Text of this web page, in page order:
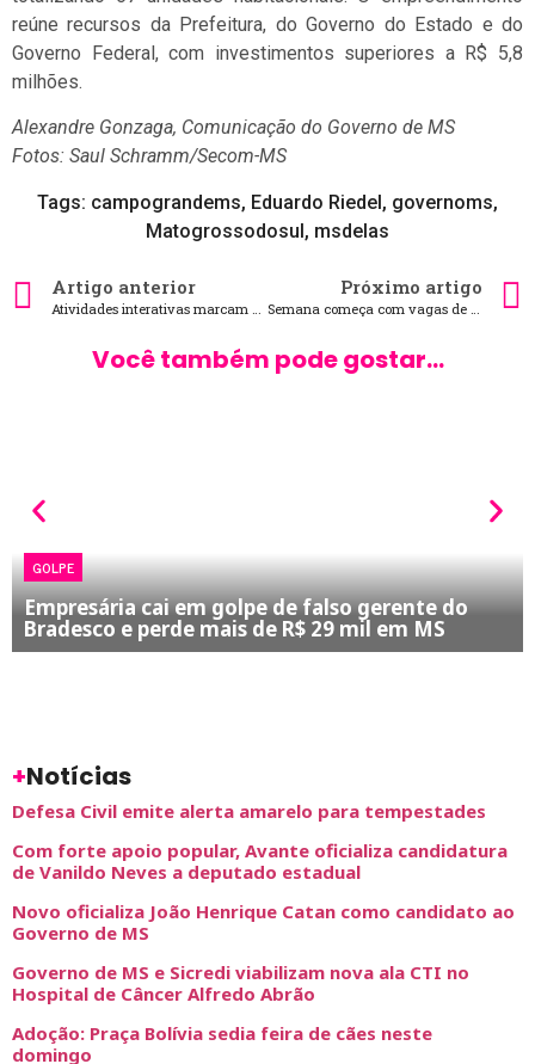
reúne recursos da Prefeitura, do Governo do Estado e do
Governo Federal, com investimentos superiores a R$ 5,8
milhões.
Alexandre Gonzaga, Comunicação do Governo de MS
Fotos: Saul Schramm/Secom-MS
Tags: campograndems, Eduardo Riedel, governoms,
Matogrossodosul, msdelas
Artigo anterior
Atividades interativas marcam a Semana do Meio Ambiente no Bioparque Pantanal
Próximo artigo
Semana começa com vagas de emprego com salário de até R$ 5 mil na Capital
Você também pode gostar...
GOLPE
Empresária cai em golpe de falso gerente do
Bradesco e perde mais de R$ 29 mil em MS
+Notícias
Defesa Civil emite alerta amarelo para tempestades
Com forte apoio popular, Avante oficializa candidatura
de Vanildo Neves a deputado estadual
Novo oficializa João Henrique Catan como candidato ao
Governo de MS
Governo de MS e Sicredi viabilizam nova ala CTI no
Hospital de Câncer Alfredo Abrão
Adoção: Praça Bolívia sedia feira de cães neste
domingo